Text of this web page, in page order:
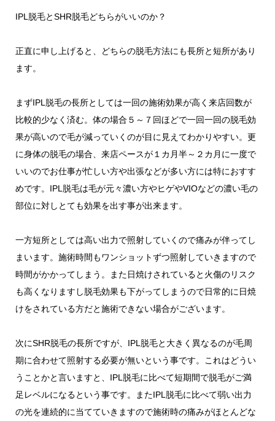
IPL脱毛とSHR脱毛どちらがいいのか？
正直に申し上げると、どちらの脱毛方法にも長所と短所があり
ます。
まずIPL脱毛の長所としては一回の施術効果が高く来店回数が
比較的少なく済む。体の場合５～７回ほどで一回一回の脱毛効
果が高いので毛が減っていくのが目に見えてわかりやすい。更
に身体の脱毛の場合、来店ペースが１カ月半～２カ月に一度で
いいのでお仕事が忙しい方や出張などが多い方には特におすす
めです。IPL脱毛は毛が元々濃い方やヒゲやVIOなどの濃い毛の
部位に対しとても効果を出す事が出来ます。
一方短所としては高い出力で照射していくので痛みが伴ってし
まいます。施術時間もワンショットずつ照射していきますので
時間がかかってしまう。また日焼けされていると火傷のリスク
も高くなりますし脱毛効果も下がってしまうので日常的に日焼
けをされている方だと施術できない場合がございます。
次にSHR脱毛の長所ですが、IPL脱毛と大きく異なるのが毛周
期に合わせて照射する必要が無いという事です。これはどうい
うことかと言いますと、IPL脱毛に比べて短期間で脱毛がご満
足レベルになるという事です。またIPL脱毛に比べて弱い出力
の光を連続的に当てていきますので施術時の痛みがほとんどな